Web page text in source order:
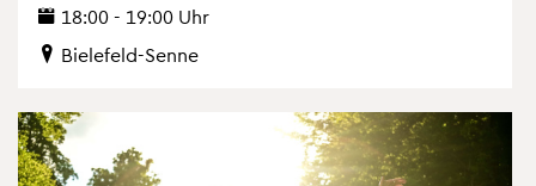
18:00 - 19:00 Uhr
Bie­le­feld-Senne